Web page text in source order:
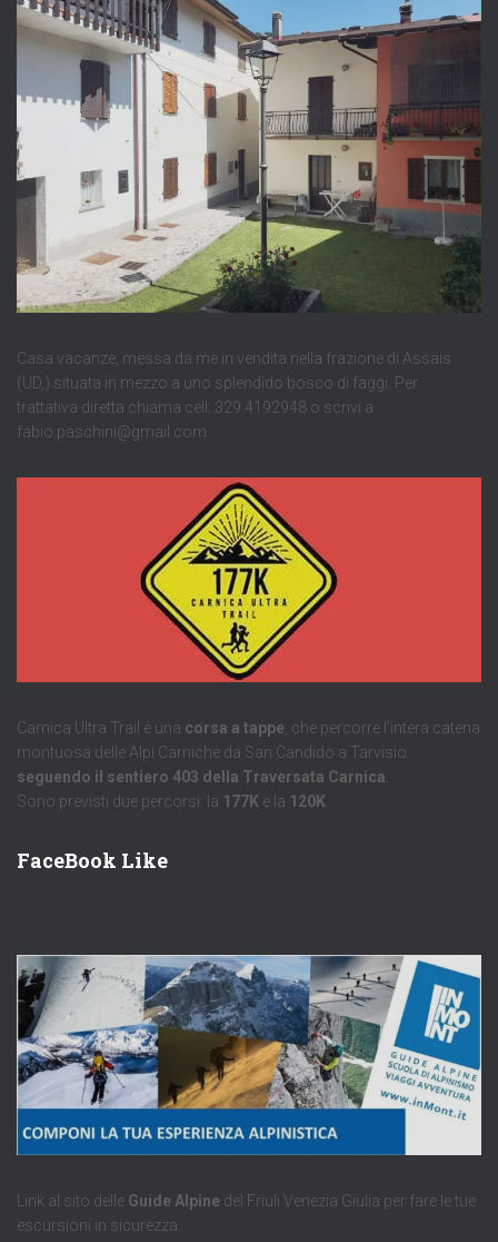
Casa vacanze, messa da me in vendita nella frazione di Assais
(UD,) situata in mezzo a uno splendido bosco di faggi. Per
trattativa diretta chiama cell: 329.4192948 o scrivi a
fabio.paschini@gmail.com
Carnica Ultra Trail è una corsa a tappe, che percorre l’intera catena
montuosa delle Alpi Carniche da San Candido a Tarvisio
seguendo il sentiero 403 della Traversata Carnica.
Sono previsti due percorsi: la 177K e la 120K.
FaceBook Like
Link al sito delle Guide Alpine del Friuli Venezia Giulia per fare le tue
escursioni in sicurezza.